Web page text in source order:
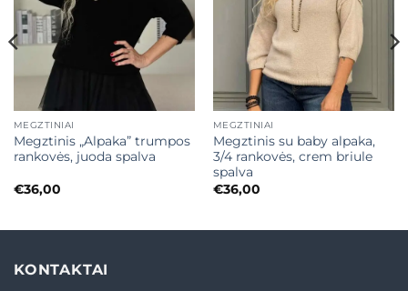
MEGZTINIAI
Megztinis „Alpaka” trumpos
rankovės, juoda spalva
€36,00
MEGZTINIAI
Megztinis su baby alpaka,
3/4 rankovės, crem briule
spalva
€36,00
KONTAKTAI